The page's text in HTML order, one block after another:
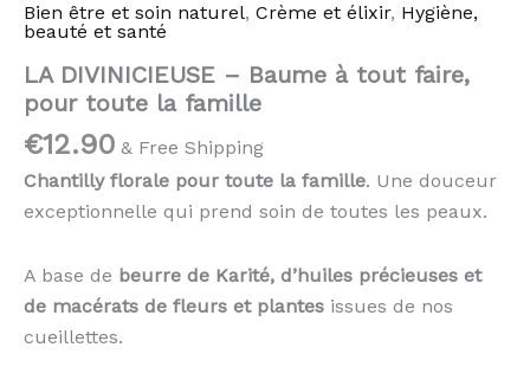
Bien être et soin naturel, Crème et élixir, Hygiène,
beauté et santé
LA DIVINICIEUSE – Baume à tout faire,
pour toute la famille
€12.90 & Free Shipping
Chantilly florale pour toute la famille. Une douceur
exceptionnelle qui prend soin de toutes les peaux.
A base de beurre de Karité, d’huiles précieuses et
de macérats de fleurs et plantes issues de nos
cueillettes.